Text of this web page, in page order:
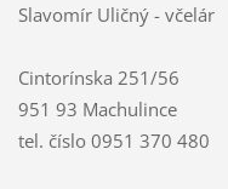
Slavomír Uličný - včelár
Cintorínska 251/56
951 93 Machulince
tel. číslo 0951 370 480